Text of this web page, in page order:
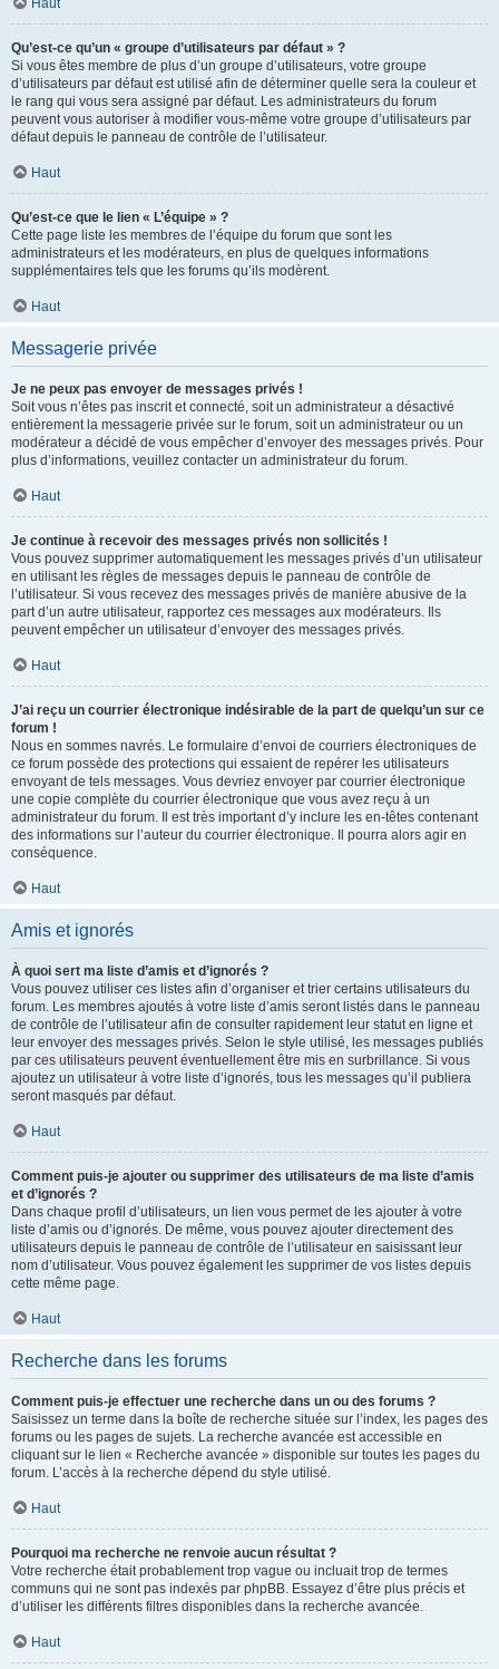
Haut
Qu’est-ce qu’un « groupe d’utilisateurs par défaut » ?
Si vous êtes membre de plus d’un groupe d’utilisateurs, votre groupe
d’utilisateurs par défaut est utilisé afin de déterminer quelle sera la couleur et
le rang qui vous sera assigné par défaut. Les administrateurs du forum
peuvent vous autoriser à modifier vous-même votre groupe d’utilisateurs par
défaut depuis le panneau de contrôle de l’utilisateur.
Haut
Qu’est-ce que le lien « L’équipe » ?
Cette page liste les membres de l’équipe du forum que sont les
administrateurs et les modérateurs, en plus de quelques informations
supplémentaires tels que les forums qu’ils modèrent.
Haut
Messagerie privée
Je ne peux pas envoyer de messages privés !
Soit vous n’êtes pas inscrit et connecté, soit un administrateur a désactivé
entièrement la messagerie privée sur le forum, soit un administrateur ou un
modérateur a décidé de vous empêcher d’envoyer des messages privés. Pour
plus d’informations, veuillez contacter un administrateur du forum.
Haut
Je continue à recevoir des messages privés non sollicités !
Vous pouvez supprimer automatiquement les messages privés d’un utilisateur
en utilisant les règles de messages depuis le panneau de contrôle de
l’utilisateur. Si vous recevez des messages privés de manière abusive de la
part d’un autre utilisateur, rapportez ces messages aux modérateurs. Ils
peuvent empêcher un utilisateur d’envoyer des messages privés.
Haut
J’ai reçu un courrier électronique indésirable de la part de quelqu’un sur ce
forum !
Nous en sommes navrés. Le formulaire d’envoi de courriers électroniques de
ce forum possède des protections qui essaient de repérer les utilisateurs
envoyant de tels messages. Vous devriez envoyer par courrier électronique
une copie complète du courrier électronique que vous avez reçu à un
administrateur du forum. Il est très important d’y inclure les en-têtes contenant
des informations sur l’auteur du courrier électronique. Il pourra alors agir en
conséquence.
Haut
Amis et ignorés
À quoi sert ma liste d’amis et d’ignorés ?
Vous pouvez utiliser ces listes afin d’organiser et trier certains utilisateurs du
forum. Les membres ajoutés à votre liste d’amis seront listés dans le panneau
de contrôle de l’utilisateur afin de consulter rapidement leur statut en ligne et
leur envoyer des messages privés. Selon le style utilisé, les messages publiés
par ces utilisateurs peuvent éventuellement être mis en surbrillance. Si vous
ajoutez un utilisateur à votre liste d’ignorés, tous les messages qu’il publiera
seront masqués par défaut.
Haut
Comment puis-je ajouter ou supprimer des utilisateurs de ma liste d’amis
et d’ignorés ?
Dans chaque profil d’utilisateurs, un lien vous permet de les ajouter à votre
liste d’amis ou d’ignorés. De même, vous pouvez ajouter directement des
utilisateurs depuis le panneau de contrôle de l’utilisateur en saisissant leur
nom d’utilisateur. Vous pouvez également les supprimer de vos listes depuis
cette même page.
Haut
Recherche dans les forums
Comment puis-je effectuer une recherche dans un ou des forums ?
Saisissez un terme dans la boîte de recherche située sur l’index, les pages des
forums ou les pages de sujets. La recherche avancée est accessible en
cliquant sur le lien « Recherche avancée » disponible sur toutes les pages du
forum. L’accès à la recherche dépend du style utilisé.
Haut
Pourquoi ma recherche ne renvoie aucun résultat ?
Votre recherche était probablement trop vague ou incluait trop de termes
communs qui ne sont pas indexés par phpBB. Essayez d’être plus précis et
d’utiliser les différents filtres disponibles dans la recherche avancée.
Haut